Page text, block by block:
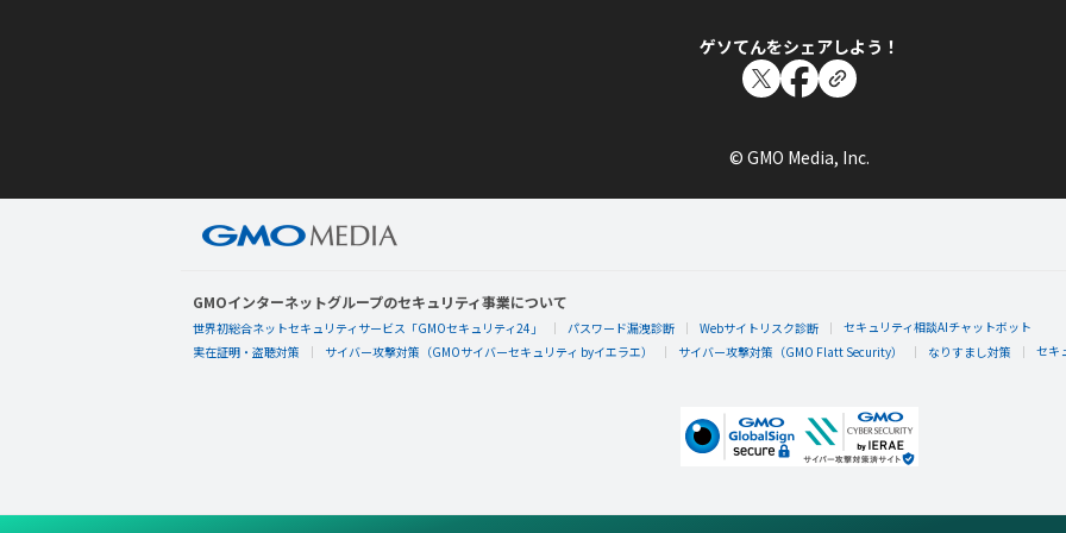
ゲソてんをシェアしよう！
© GMO Media, Inc.
GMOインターネットグループのセキュリティ事業について
世界初総合ネットセキュリティサービス「GMOセキュリティ24」 パスワード漏洩診断 Webサイトリスク診断
セキュリティ相談AIチャットボット
実在証明・盗聴対策
サイバー攻撃対策（GMOサイバーセキュリティ byイエラエ） サイバー攻撃対策（GMO Flatt Security） なりすまし対策 セキ